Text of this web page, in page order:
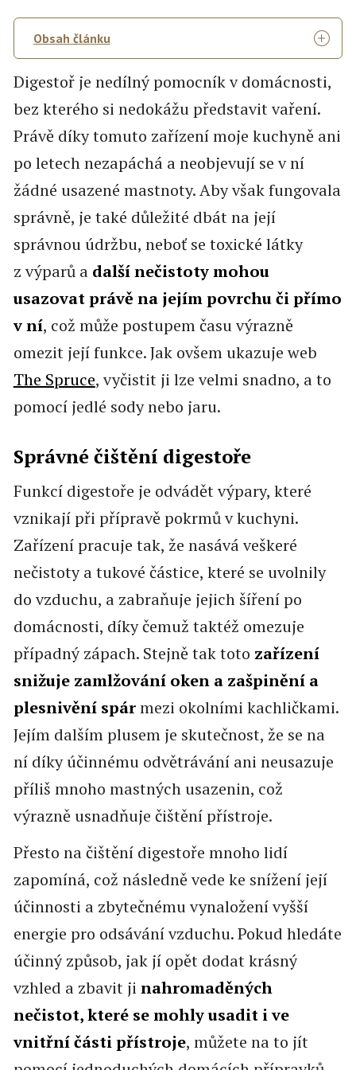
Obsah článku
Digestoř je nedílný pomocník v domácnosti,
bez kterého si nedokážu představit vaření.
Právě díky tomuto zařízení moje kuchyně ani
po letech nezapáchá a neobjevují se v ní
žádné usazené mastnoty. Aby však fungovala
správně, je také důležité dbát na její
správnou údržbu, neboť se toxické látky
z výparů a další nečistoty mohou
usazovat právě na jejím povrchu či přímo
v ní, což může postupem času výrazně
omezit její funkce. Jak ovšem ukazuje web
The Spruce, vyčistit ji lze velmi snadno, a to
pomocí jedlé sody nebo jaru.
Správné čištění digestoře
Funkcí digestoře je odvádět výpary, které
vznikají při přípravě pokrmů v kuchyni.
Zařízení pracuje tak, že nasává veškeré
nečistoty a tukové částice, které se uvolnily
do vzduchu, a zabraňuje jejich šíření po
domácnosti, díky čemuž taktéž omezuje
případný zápach. Stejně tak toto zařízení
snižuje zamlžování oken a zašpinění a
plesnivění spármezi okolními kachličkami.
Jejím dalším plusem je skutečnost, že se na
ní díky účinnému odvětrávání ani neusazuje
příliš mnoho mastných usazenin, což
výrazně usnadňuje čištění přístroje.
Přesto na čištění digestoře mnoho lidí
zapomíná, což následně vede ke snížení její
účinnosti a zbytečnému vynaložení vyšší
energie pro odsávání vzduchu. Pokud hledáte
účinný způsob, jak jí opět dodat krásný
vzhled a zbavit ji nahromaděných
nečistot, které se mohly usadit i ve
vnitřní části přístroje, můžete na to jít